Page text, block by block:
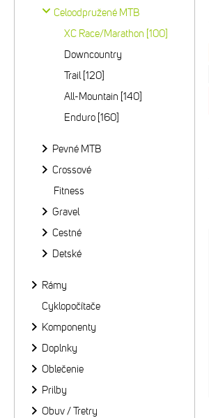
Celoodpružené MTB
XC Race/Marathon [100]
Downcountry
Trail [120]
All-Mountain [140]
Enduro [160]
Pevné MTB
Crossové
Fitness
Gravel
Cestné
Detské
Rámy
Cyklopočítače
Komponenty
Doplnky
Oblečenie
Prilby
Obuv / Tretry